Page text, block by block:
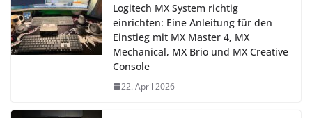
Logitech MX System richtig
einrichten: Eine Anleitung für den
Einstieg mit MX Master 4, MX
Mechanical, MX Brio und MX Creative
Console
22. April 2026